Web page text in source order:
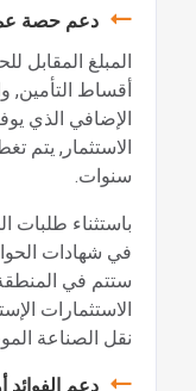
دعم حصة
المبلغ المقابل
أقساط التأمين,
الإضافي الذي
سنوات.
باستثناء طلبات
في شهادات
ستتم في
الاستثمارات
نقل الصناعة
دعم الفوائد